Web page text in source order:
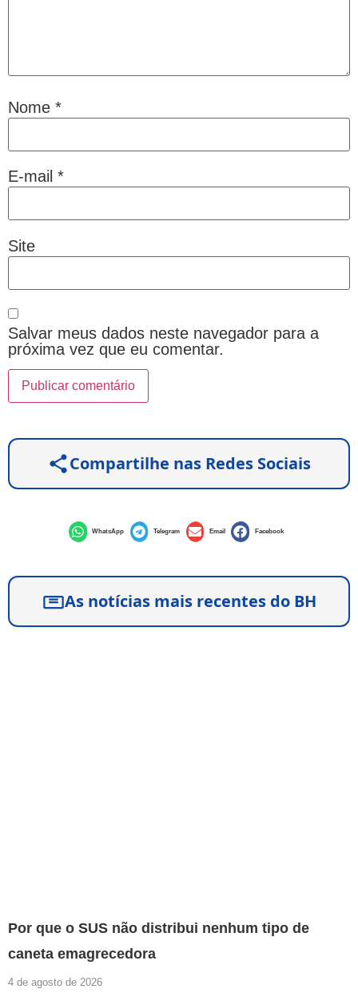
Nome *
E-mail *
Site
Salvar meus dados neste navegador para a
próxima vez que eu comentar.
Compartilhe nas Redes Sociais
WhatsApp Telegram Email Facebook
As notícias mais recentes do BH
Por que o SUS não distribui nenhum tipo de
caneta emagrecedora
4 de agosto de 2026